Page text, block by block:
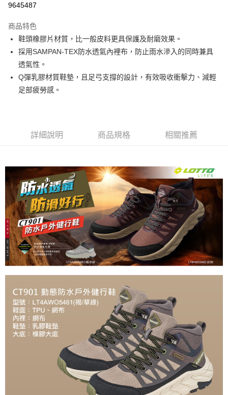
付款後萊爾富取貨
每筆NT$80，滿NT$3,000(含以上)免運費
付款後7-11取貨
每筆NT$80，滿NT$1,500(含以上)免運費
每筆NT$80，滿NT$1,000(含以上)免運費
9645487
商品特色
鞋頭橡膠片材質，比一般皮料更具保護及耐磨效果。
採用SAMPAN-TEX防水透氣內裡布，防止雨水滲入的同時兼具
透氣性。
Q彈乳膠材質鞋墊，且足弓支撐的設計，有效吸收衝擊力、減輕
足部疲勞感。
詳細說明 商品規格 相關推薦